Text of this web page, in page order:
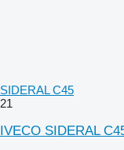
SIDERAL C45
21
IVECO SIDERAL